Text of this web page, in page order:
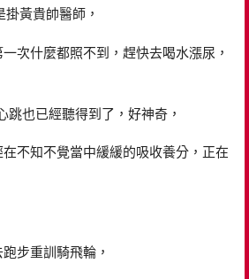
黃貴帥醫師，
次什麼都照不到，趕快去喝水漲尿，
跳也已經聽得到了，好神奇，
不知不覺當中緩緩的吸收養分，正在
步重訓騎飛輪，